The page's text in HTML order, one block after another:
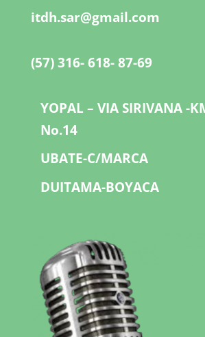
itdh.sar@gmail.com
(57) 316- 618- 87-69
YOPAL – VIA SIRIVANA -
No.14
UBATE-C/MARCA
DUITAMA-BOYACA